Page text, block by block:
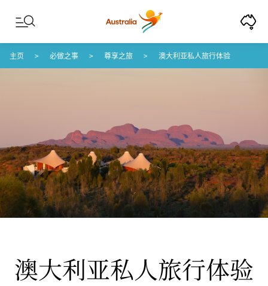
Skip to content
Skip to footer navigation
主页 必做之事 尊享之旅 澳大利亚私人旅行体验
澳大利亚私人旅行体验